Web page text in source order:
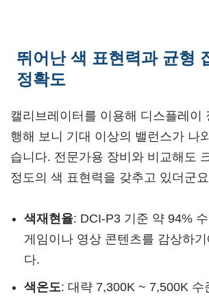
뛰어난 색 표현력과 균형
정확도
캘리브레이터를 이용해 디스플레이
행해 보니 기대 이상의 밸런스가 나
습니다. 전문가용 장비와 비교해도
정도의 색 표현력을 갖추고 있더군
색재현율: DCI-P3 기준 약 94%
게임이나 영상 콘텐츠를 감상하
다.
색온도: 대략 7,300K ~ 7,500K 수